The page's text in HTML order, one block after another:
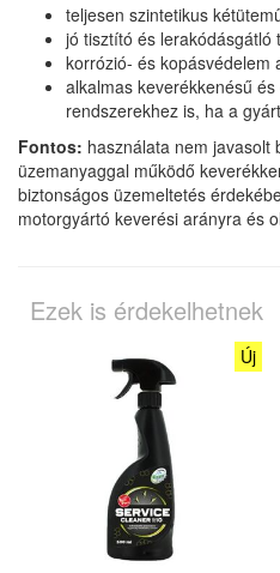
teljesen szintetikus
jó tisztító és lerakódásgátló
korrózió- és kopásvédelem
alkalmas keverékkenésű
rendszerekhez is, ha a
Fontos: használata nem javasolt
üzemanyaggal működő
biztonságos üzemeltetés
motorgyártó keverési arányra és
Ezek is érdekelhetnek
Új